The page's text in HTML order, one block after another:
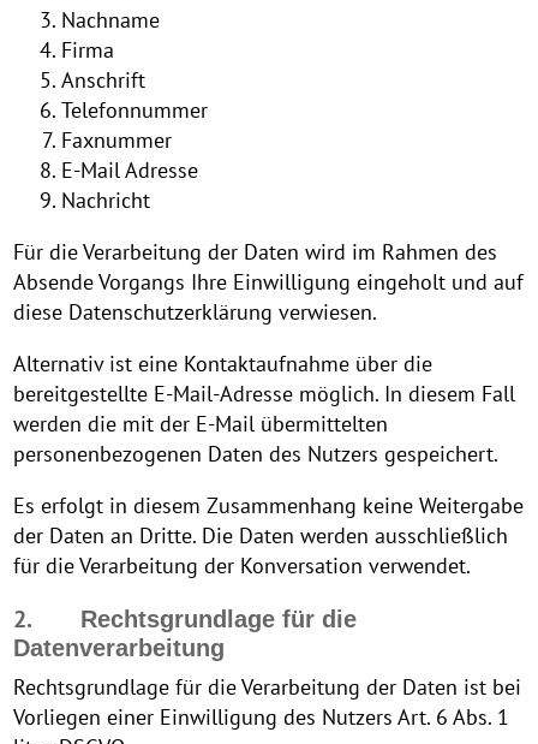
Nachname
Firma
Anschrift
Telefonnummer
Faxnummer
E-Mail Adresse
Nachricht
Für die Verarbeitung der Daten wird im Rahmen des
Absende Vorgangs Ihre Einwilligung eingeholt und auf
diese Datenschutzerklärung verwiesen.
Alternativ ist eine Kontaktaufnahme über die
bereitgestellte E-Mail-Adresse möglich. In diesem Fall
werden die mit der E-Mail übermittelten
personenbezogenen Daten des Nutzers gespeichert.
Es erfolgt in diesem Zusammenhang keine Weitergabe
der Daten an Dritte. Die Daten werden ausschließlich
für die Verarbeitung der Konversation verwendet.
2.
Rechtsgrundlage für die
Datenverarbeitung
Rechtsgrundlage für die Verarbeitung der Daten ist bei
Vorliegen einer Einwilligung des Nutzers Art. 6 Abs. 1